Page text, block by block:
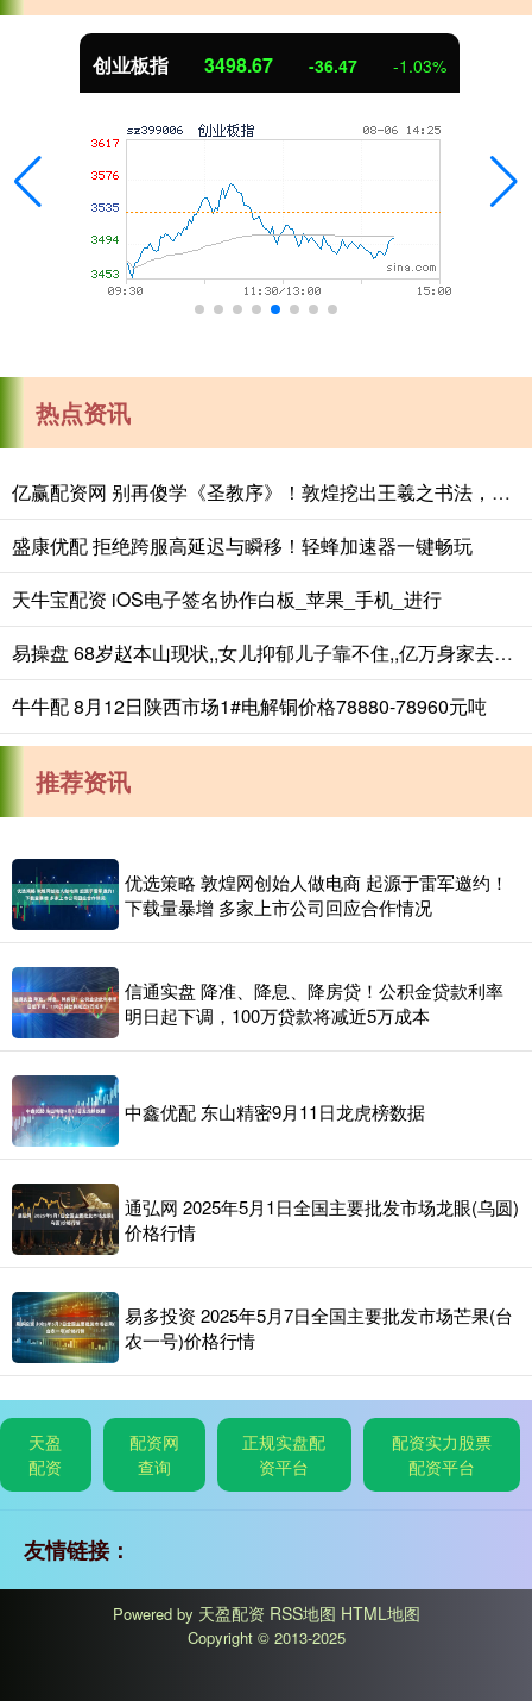
创业板指 3498.67 -36.47 -1.03%
热点资讯
亿赢配资网 别再傻学《圣教序》！敦煌挖出王羲之书法，字字无损，揭露祖传笔法
盛康优配 拒绝跨服高延迟与瞬移！轻蜂加速器一键畅玩
天牛宝配资 iOS电子签名协作白板_苹果_手机_进行
易操盘 68岁赵本山现状,,女儿抑郁儿子靠不住,,亿万身家去向揭秘_球球_父亲_网友
牛牛配 8月12日陕西市场1#电解铜价格78880-78960元吨
推荐资讯
优选策略 敦煌网创始人做电商 起源于雷军邀约！
下载量暴增 多家上市公司回应合作情况
信通实盘 降准、降息、降房贷！公积金贷款利率
明日起下调，100万贷款将减近5万成本
中鑫优配 东山精密9月11日龙虎榜数据
通弘网 2025年5月1日全国主要批发市场龙眼(乌圆)
价格行情
易多投资 2025年5月7日全国主要批发市场芒果(台
农一号)价格行情
天盈
配资
配资网
查询
正规实盘配
资平台
配资实力股票
配资平台
友情链接：
Powered by 天盈配资 RSS地图 HTML地图
Copyright © 2013-2025